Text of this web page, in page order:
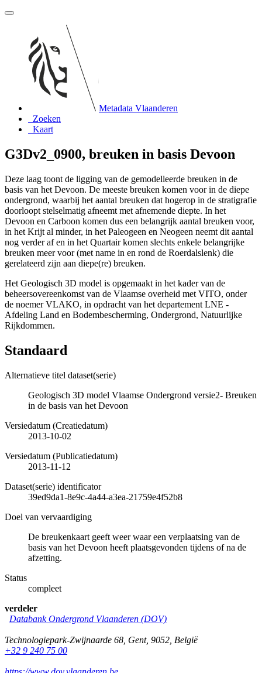
Metadata Vlaanderen
Zoeken
Kaart
G3Dv2_0900, breuken in basis Devoon
Deze laag toont de ligging van de gemodelleerde breuken in de
basis van het Devoon. De meeste breuken komen voor in de diepe
ondergrond, waarbij het aantal breuken dat hogerop in de stratigrafie
doorloopt stelselmatig afneemt met afnemende diepte. In het
Devoon en Carboon komen dus een belangrijk aantal breuken voor,
in het Krijt al minder, in het Paleogeen en Neogeen neemt dit aantal
nog verder af en in het Quartair komen slechts enkele belangrijke
breuken meer voor (met name in en rond de Roerdalslenk) die
gerelateerd zijn aan diepe(re) breuken.
Het Geologisch 3D model is opgemaakt in het kader van de
beheersovereenkomst van de Vlaamse overheid met VITO, onder
de noemer VLAKO, in opdracht van het departement LNE -
Afdeling Land en Bodembescherming, Ondergrond, Natuurlijke
Rijkdommen.
Standaard
Alternatieve titel dataset(serie)
Geologisch 3D model Vlaamse Ondergrond versie2- Breuken
in de basis van het Devoon
Versiedatum (Creatiedatum)
2013-10-02
Versiedatum (Publicatiedatum)
2013-11-12
Dataset(serie) identificator
39ed9da1-8e9c-4a44-a3ea-21759e4f52b8
Doel van vervaardiging
De breukenkaart geeft weer waar een verplaatsing van de
basis van het Devoon heeft plaatsgevonden tijdens of na de
afzetting.
Status
compleet
verdeler
Databank Ondergrond Vlaanderen (DOV)
Technologiepark-Zwijnaarde 68 Gent, 9052 België
+32 9 240 75 00